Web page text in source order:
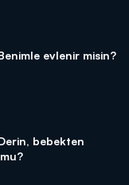
evlenir misin?
bebekten